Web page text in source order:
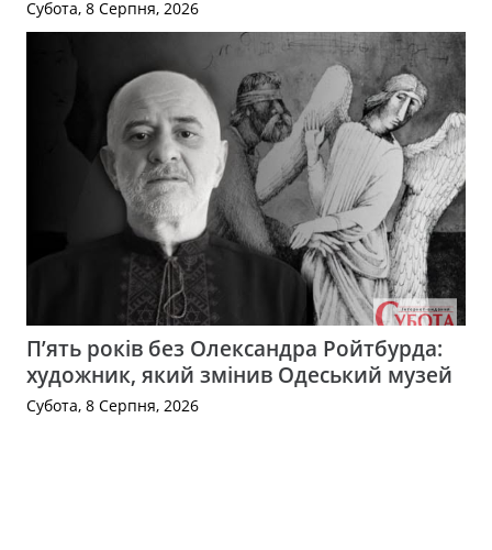
Субота, 8 Серпня, 2026
П’ять років без Олександра Ройтбурда:
художник, який змінив Одеський музей
Субота, 8 Серпня, 2026